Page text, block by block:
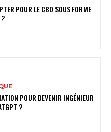
POUR LE CBD SOUS FORME
POUR DEVENIR INGÉNIEUR
?